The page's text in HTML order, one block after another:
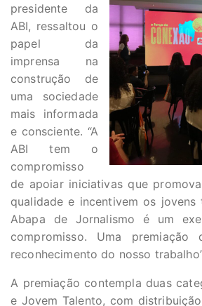
presidente da
ABI, ressaltou o
papel da
imprensa na
construção de
uma sociedade
mais informada
e consciente. “A
ABI tem o
compromisso
de apoiar iniciativas que
qualidade e incentivem os jovens
Abapa de Jornalismo é um
compromisso. Uma premiação
reconhecimento do nosso
A premiação contempla duas
e Jovem Talento, com